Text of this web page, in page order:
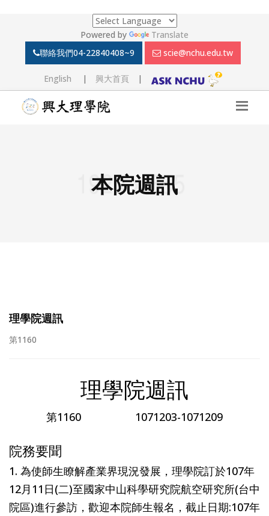
Powered by
Translate
聯絡我們04-22840408~9 scie@nchu.edu.tw
English | 興大首頁|
本院週訊
理學院週訊
第1160
理學院週訊
第1160 1071203-1071209
院務要聞
1. 為使師生瞭解產業界現況發展，理學院訂於107年
12月11日(二)至國家中山科學研究院航空研究所(台中
院區)進行參訪，歡迎本院師生報名，截止日期:107年